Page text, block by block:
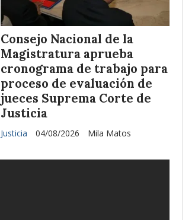
Consejo Nacional de la
Magistratura aprueba
cronograma de trabajo para
proceso de evaluación de
jueces Suprema Corte de
Justicia
Mila Matos
Justicia 04/08/2026